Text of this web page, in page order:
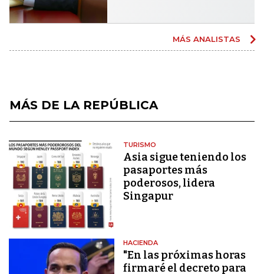
MÁS ANALISTAS
MÁS DE LA REPÚBLICA
TURISMO
Asia sigue teniendo los
pasaportes más
poderosos, lidera
Singapur
HACIENDA
"En las próximas horas
firmaré el decreto para